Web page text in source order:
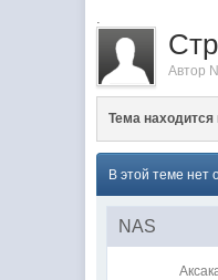
.
Автор
Тема находится
В этой теме нет
NAS